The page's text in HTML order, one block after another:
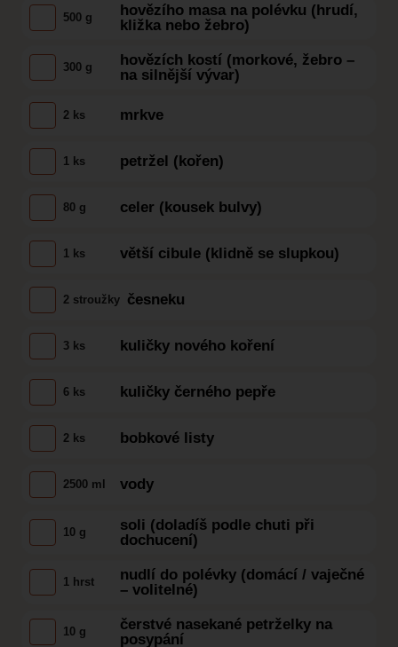
500 g
hovězího masa na polévku (hrudí,
kližka nebo žebro)
300 g
hovězích kostí (morkové, žebro –
na silnější vývar)
2 ks mrkve
1 ks petržel (kořen)
80 g celer (kousek bulvy)
1 ks větší cibule (klidně se slupkou)
2 stroužky česneku
3 ks kuličky nového koření
6 ks kuličky černého pepře
2 ks bobkové listy
2500 ml vody
10 g
soli (doladíš podle chuti při
dochucení)
1 hrst
nudlí do polévky (domácí / vaječné
– volitelné)
10 g
čerstvé nasekané petrželky na
posypání